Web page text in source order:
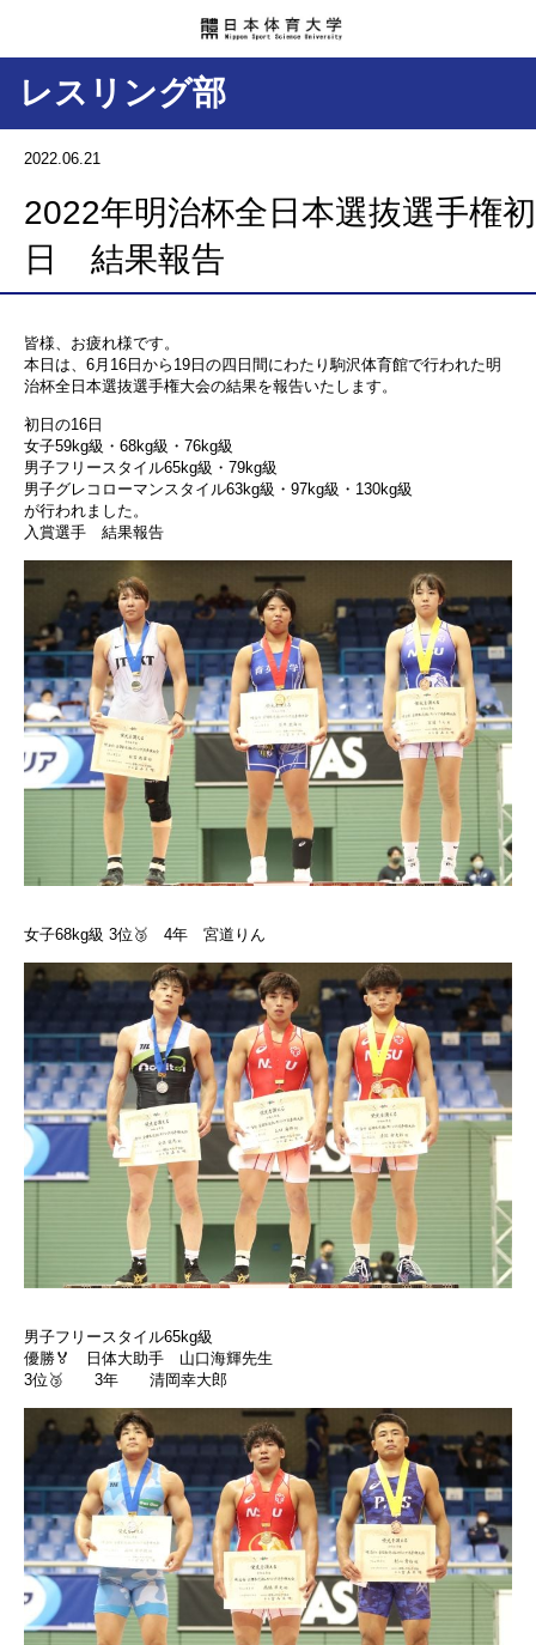
レスリング部
2022.06.21
2022年明治杯全日本選抜選手権初
日 結果報告
皆様、お疲れ様です。
本日は、6月16日から19日の四日間にわたり駒沢体育館で行われた明
治杯全日本選抜選手権大会の結果を報告いたします。
初日の16日
女子59kg級・68kg級・76kg級
男子フリースタイル65kg級・79kg級
男子グレコローマンスタイル63kg級・97kg級・130kg級
が行われました。
入賞選手 結果報告
女子68kg級 3位🥉 4年 宮道りん
男子フリースタイル65kg級
優勝🏅 日体大助手 山口海輝先生
3位🥉 3年 清岡幸大郎